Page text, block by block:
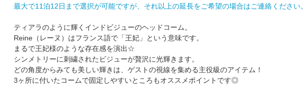
最大で11泊12日まで選択が可能ですが、それ以上の延長をご希望の場合はご連絡ください。
ティアラのように輝くインドビジューのヘッドコーム。
Reine（レーヌ）はフランス語で「王妃」という意味です。
まるで王妃様のような存在感を演出☆
シンメトリーに刺繍されたビジューが贅沢に光輝きます。
どの角度からみても美しい輝きは、ゲストの視線を集める主役級のアイテム！
3ヶ所に付いたコームで固定しやすいところもオススメポイントです◎